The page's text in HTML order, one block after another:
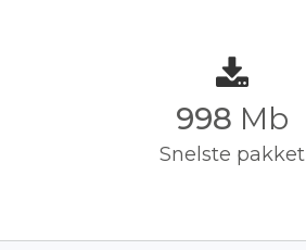
1,000 Mb
Snelste pakket